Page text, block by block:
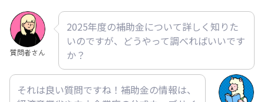
質問者さん
2025年度の補助金について詳しく知りた
いのですが、どうやって調べればいいです
か？
それは良い質問ですね！補助金の情報は、